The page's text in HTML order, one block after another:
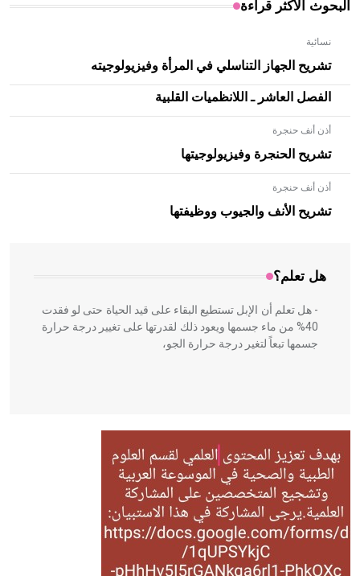
البحوث الأكثر قراءة
نسائية
تشريح الجهاز التناسلي في المرأة وفيزيولوجيته
الفصل العاشر ـ اللانظميات القلبية
أذن أنف حنجرة
تشريح الحنجرة وفيزيولوجيتها
أذن أنف حنجرة
تشريح الأنف والجيوب ووظيفتها
هل تعلم؟
- هل تعلم أن الأبلق نوع من الفنون الهندسية التي ارتبطت
بالعمارة الإسلامية في بلاد الشام ومصر خاصة، حيث يحرص
المعمار على بناء مداميكه وخاصة في الواجهات
- هل تعلم أن الإبل تستطيع البقاء على قيد الحياة حتى لو فقدت
40% من ماء جسمها ويعود ذلك لقدرتها على تغيير درجة حرارة
جسمها تبعاً لتغير درجة حرارة الجو،
- هل تعلم أن أبقراط كتب في الطب أربعة مؤلفات هي:
الحكم، الأدلة، تنظيم التغذية، ورسالته في جروح الرأس. ويعود
له الفضل بأنه حرر الطب من الدين والفلسفة.
- هل تعلم أن المرجان إفراز حيواني يتكون في البحر ويتركب
من مادة كربونات الكلسيوم، وهو أحمر أو شديد الحمرة وهو